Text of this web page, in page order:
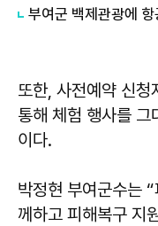
부여군 백제관광에
또한, 사전예약 신청
통해 체험 행사를 그
이다.
박정현 부여군수는
께하고 피해복구 지